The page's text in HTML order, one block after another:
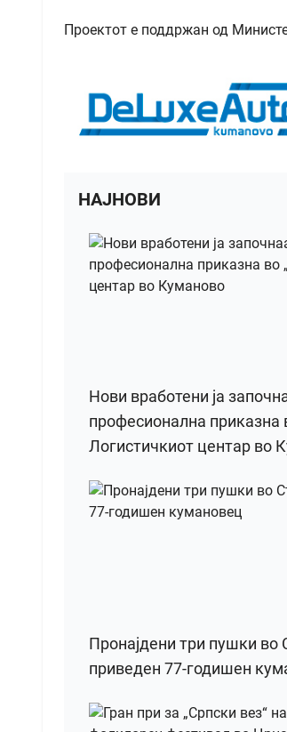
Проектот е поддржан од
НАЈНОВИ
Нови вработени ја
професионална приказна
Логистичкиот центар во
Пронајдени три пушки во
приведен 77-годишен